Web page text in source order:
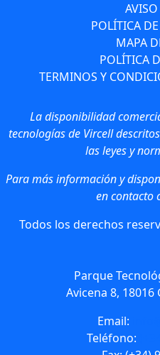
POLÍTICA
MAPA
POLÍTICA
TERMINOS Y
La disponibilidad
tecnologías de Vircell
las leyes y
Para más información y
en contacto
Todos los derechos
Parque
Avicena 8, 18016
Email:
Teléfono: